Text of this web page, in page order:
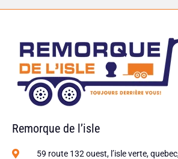
Remorque de l’isle
59 route 132 ouest, l’isle verte,